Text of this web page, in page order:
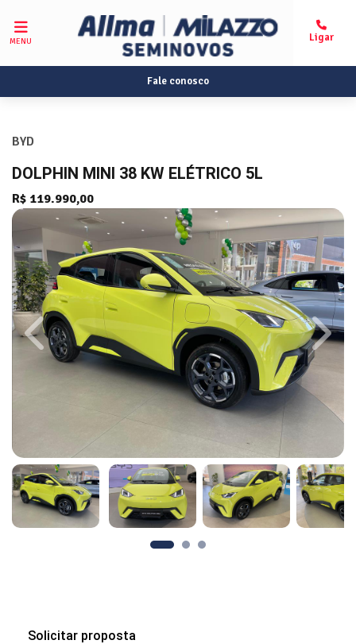
MENU
Fale conosco
BYD
DOLPHIN MINI 38 KW ELÉTRICO 5L
R$ 119.990,00
Previous Next
Solicitar proposta